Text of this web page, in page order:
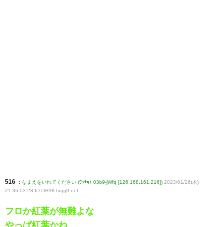
516 : なまえをいれてください (ﾜｯﾁｮｲ 03b9-jWfq [126.168.161.216]) 2023/01/26(木)
21:36:03.28 ID:OB9KTxqg0 .net
フロか紅葉が無難よな
やっぱ紅葉かね